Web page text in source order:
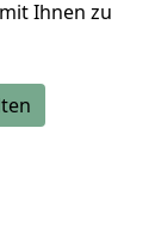
Ihnen zu